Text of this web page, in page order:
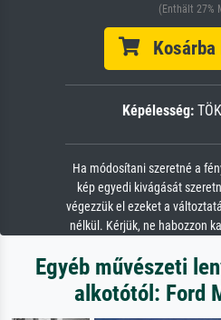
(Enthält 27%
Kosárba
Képélesség:
Ha módosítani szeretné a
kép egyedi kivágását
végezzük el ezeket a
nélkül. Kérjük, ne habozzon
Egyéb művészeti
alkotótól: Ford